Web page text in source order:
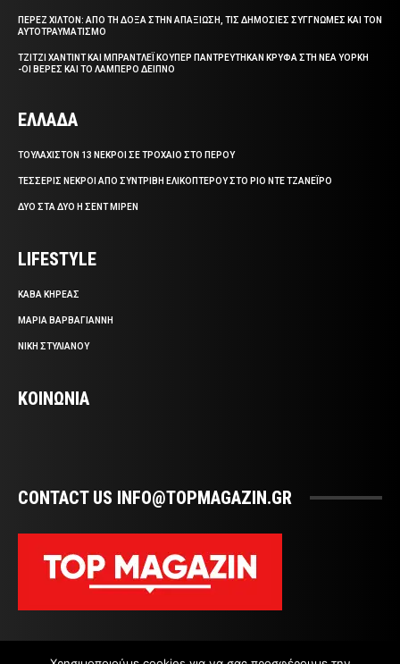
ΠΕΡΕΖ ΧΙΛΤΟΝ: ΑΠΟ ΤΗ ΔΟΞΑ ΣΤΗΝ ΑΠΑΞΙΩΣΗ, ΤΙΣ ΔΗΜΟΣΙΕΣ ΣΥΓΓΝΩΜΕΣ ΚΑΙ ΤΟΝ
ΑΥΤΟΤΡΑΥΜΑΤΙΣΜΟ
ΤΖΙΤΖΙ ΧΑΝΤΙΝΤ ΚΑΙ ΜΠΡΑΝΤΛΕΪ ΚΟΥΠΕΡ ΠΑΝΤΡΕΥΤΗΚΑΝ ΚΡΥΦΑ ΣΤΗ ΝΕΑ ΥΟΡΚΗ
-ΟΙ ΒΕΡΕΣ ΚΑΙ ΤΟ ΛΑΜΠΕΡΟ ΔΕΙΠΝΟ
ΕΛΛΑΔΑ
ΤΟΥΛΑΧΙΣΤΟΝ 13 ΝΕΚΡΟΙ ΣΕ ΤΡΟΧΑΙΟ ΣΤΟ ΠΕΡΟΥ
ΤΕΣΣΕΡΙΣ ΝΕΚΡΟΙ ΑΠΟ ΣΥΝΤΡΙΒΗ ΕΛΙΚΟΠΤΕΡΟΥ ΣΤΟ ΡΙΟ ΝΤΕ ΤΖΑΝΕΪΡΟ
ΔΥΟ ΣΤΑ ΔΥΟ Η ΣΕΝΤ ΜΙΡΕΝ
LIFESTYLE
ΚΑΒΑ ΚΗΡΕΑΣ
ΜΑΡΙΑ ΒΑΡΒΑΓΙΑΝΝΗ
ΝΙΚΗ ΣΤΥΛΙΑΝΟΥ
ΚΟΙΝΩΝΙΑ
CONTACT US INFO@TOPMAGAZIN.GR